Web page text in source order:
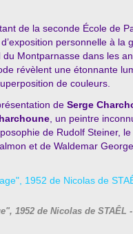
de la seconde École de
personnelle à
du Montparnasse dans les
révèlent une étonnante
de couleurs.
de Serge
, un peintre
de Rudolf Steiner,
et de Waldemar George.
1952 de Nicolas de